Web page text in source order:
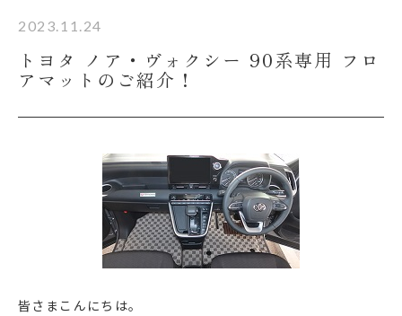
2023.11.24
トヨタ ノア・ヴォクシー 90系専用 フロ
アマットのご紹介！
皆さまこんにちは。